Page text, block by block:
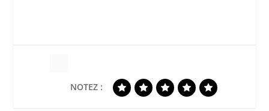
NOTEZ :